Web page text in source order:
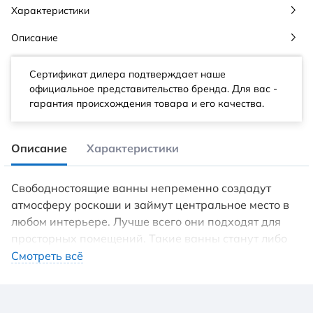
Характеристики
Описание
Сертификат дилера подтверждает наше
официальное представительство бренда. Для вас -
гарантия происхождения товара и его качества.
Описание Характеристики
Свободностоящие ванны непременно создадут
атмосферу роскоши и займут центральное место в
любом интерьере. Лучше всего они подходят для
просторных помещений. Такие ванны станут либо
самостоятельным украшением, либо завершающим
Смотреть всё